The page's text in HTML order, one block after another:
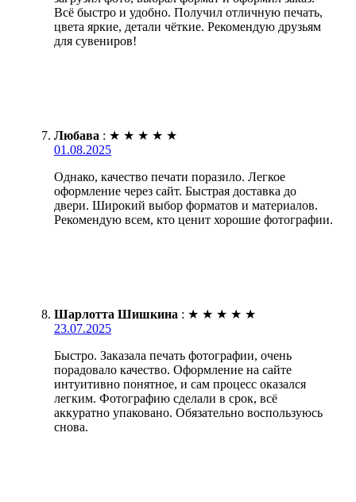
Всё быстро и удобно. Получил отличную печать,
цвета яркие, детали чёткие. Рекомендую друзьям
для сувениров!
Любава : ★ ★ ★ ★ ★
01.08.2025
Однако, качество печати поразило. Легкое
оформление через сайт. Быстрая доставка до
двери. Широкий выбор форматов и материалов.
Рекомендую всем, кто ценит хорошие фотографии.
Шарлотта Шишкина : ★ ★ ★ ★ ★
23.07.2025
Быстро. Заказала печать фотографии, очень
порадовало качество. Оформление на сайте
интуитивно понятное, и сам процесс оказался
легким. Фотографию сделали в срок, всё
аккуратно упаковано. Обязательно воспользуюсь
снова.